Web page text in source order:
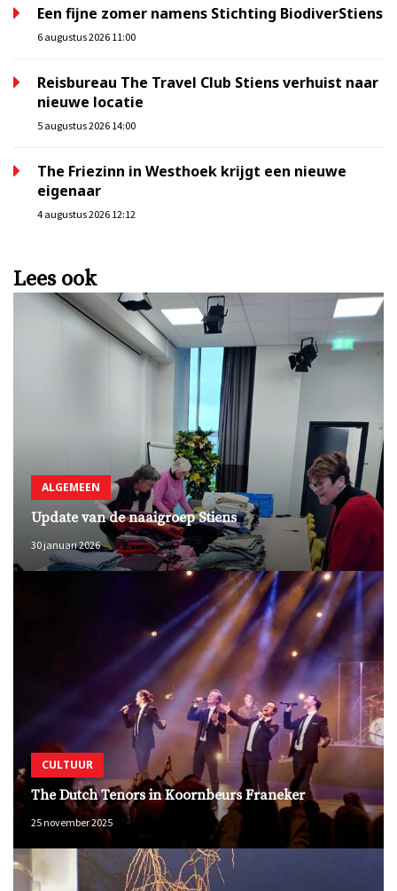
Een fijne zomer namens Stichting BiodiverStiens
6 augustus 2026 11:00
Reisbureau The Travel Club Stiens verhuist naar
nieuwe locatie
5 augustus 2026 14:00
The Friezinn in Westhoek krijgt een nieuwe
eigenaar
4 augustus 2026 12:12
Lees ook
ALGEMEEN
Update van de naaigroep Stiens
30 januari 2026
CULTUUR
The Dutch Tenors in Koornbeurs Franeker
25 november 2025